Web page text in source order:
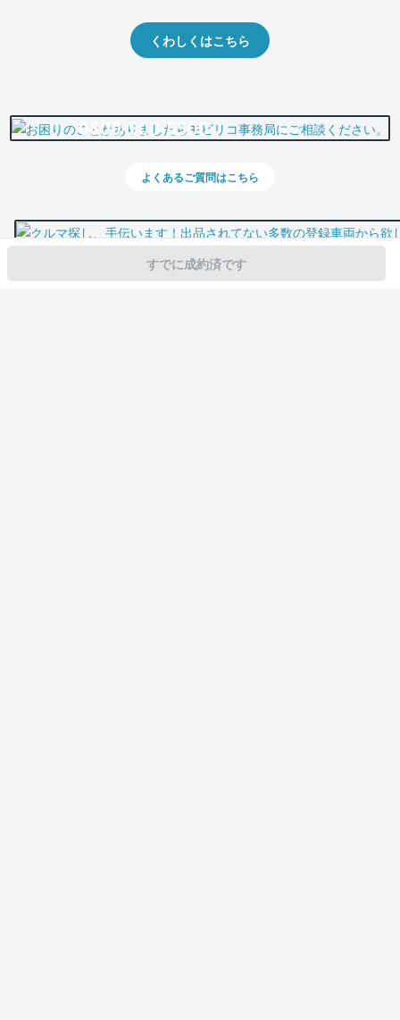
すでに成約済です
くわしくはこちら
0800-500-5500
よくあるご質問はこちら